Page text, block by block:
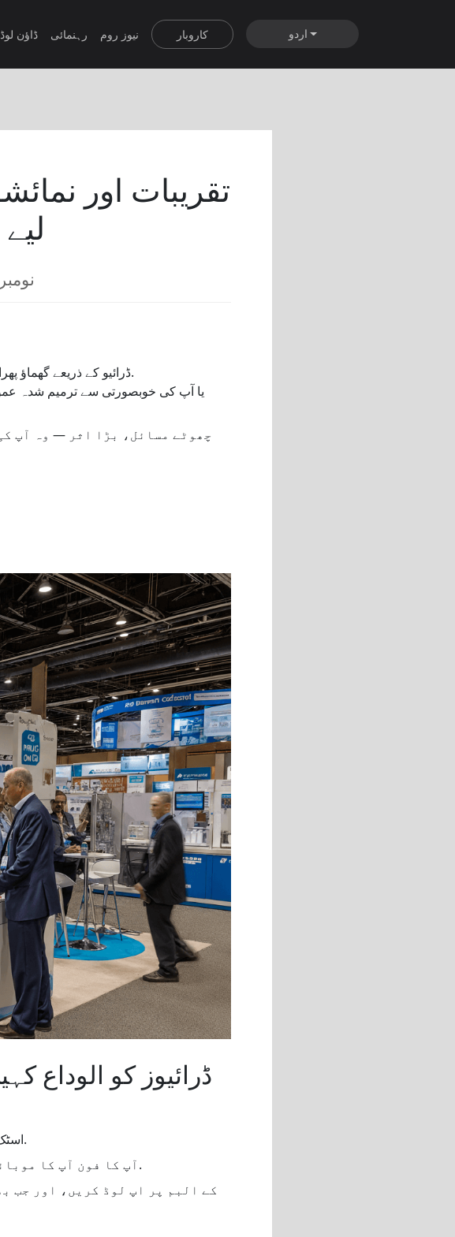
ڈاؤن رہنمائی نیوز روم کاروبار اردو
14 نومبر 2025
اپنے بوتھ پر کھڑے ہو کر، صرف ایک تصویر کو اپ ڈیٹ کرنے کے لیے USB ڈرائیو کے ذریعے گھماؤ پھراؤ۔.
یا آپ کی خوبصورتی سے ترمیم شدہ
چھوٹے مسائل، بڑا اثر — وہ آپ
اب بھی USB اسٹک کے ساتھ فائلیں منتقل کر رہے ہیں؟ اپ گریڈ کرنے کا وقت۔.
, ، آپ کا فون آپ کا موبائل کنٹرول ہب بن جاتا ہے۔.